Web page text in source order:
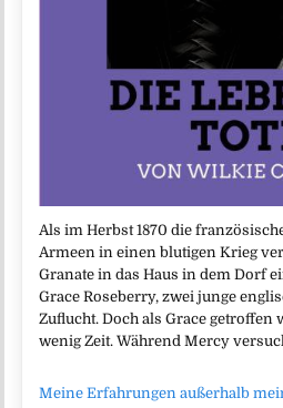
Als im Herbst 1870 die
Armeen in einen blutigen Krieg
Granate in das Haus in dem Dorf
Grace Roseberry, zwei junge
Zuflucht. Doch als Grace
wenig Zeit. Während Mercy
Meine Erfahrungen außerhalb